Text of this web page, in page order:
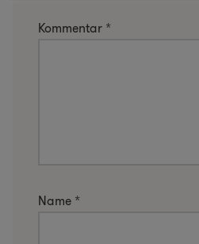
Kommentar *
Name *